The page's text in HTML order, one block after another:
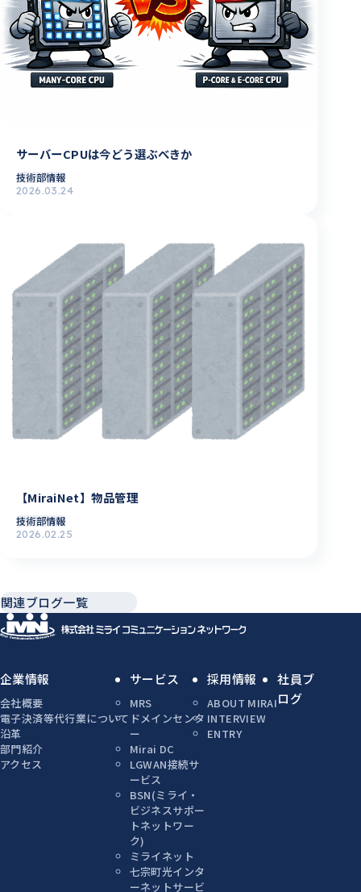
サーバーCPUは今どう選ぶべきか
技術部情報
2026.03.24
【MiraiNet】物品管理
技術部情報
2026.02.25
関連ブログ一覧
企業情報
会社概要
電子決済等代行業について
沿革
部門紹介
アクセス
サービス
MRS
ドメインセンタ
ー
Mirai DC
LGWAN接続サ
ービス
BSN(ミライ・
ビジネスサポー
トネットワー
ク)
ミライネット
七宗町光インタ
ーネットサービ
採用情報
ABOUT MIRAI
INTERVIEW
ENTRY
社員ブ
ログ